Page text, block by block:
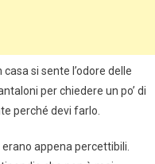
si sente l’odore delle
per chiedere un po’ di
perché devi farlo.
appena percettibili.